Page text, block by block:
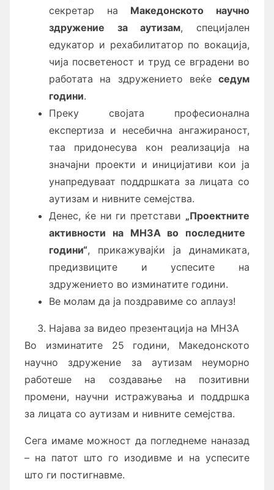
секретар на Македонското научно
здружение за аутизам, специјален
едукатор и рехабилитатор по вокација,
чија посветеност и труд се вградени во
работата на здружението веќе седум
години.
Преку својата професионална
експертиза и несебична ангажираност,
таа придонесува кон реализација на
значајни проекти и иницијативи кои ја
унапредуваат поддршката за лицата со
аутизам и нивните семејства.
Денес, ќе ни ги претстави „Проектните
активности на МНЗА во последните
години“, прикажувајќи ја динамиката,
предизвиците и успесите на
здружението во изминатите години.
Ве молам да ја поздравиме со аплауз!
Најава за видео презентација на МНЗА
Во изминатите 25 години, Македонското
научно здружение за аутизам неуморно
работеше на создавање на позитивни
промени, научни истражувања и поддршка
за лицата со аутизам и нивните семејства.
Сега имаме можност да погледнеме наназад
– на патот што го изодивме и на успесите
што ги постигнавме.